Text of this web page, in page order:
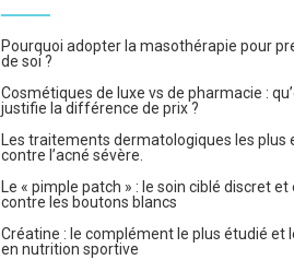
Pourquoi adopter la masothérapie pour
de soi ?
Cosmétiques de luxe vs de pharmacie :
justifie la différence de prix ?
Les traitements dermatologiques les plus
contre l’acné sévère.
Le « pimple patch » : le soin ciblé discret et
contre les boutons blancs
Créatine : le complément le plus étudié et
en nutrition sportive